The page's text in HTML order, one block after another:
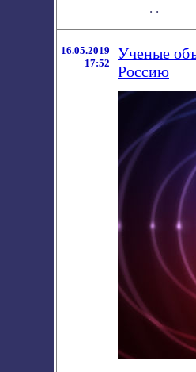
. .
16.05.2019
17:52
Ученые
Россию